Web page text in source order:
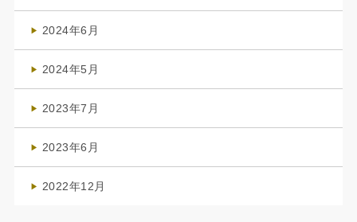
2024年6月
2024年5月
2023年7月
2023年6月
2022年12月